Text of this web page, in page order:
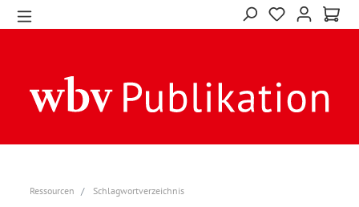
Ressourcen Schlagwortverzeichnis